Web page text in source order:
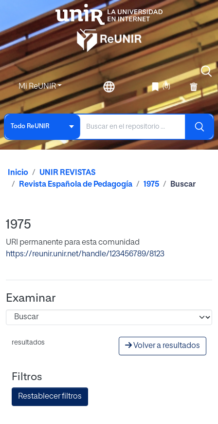
Mi ReUNIR (0)
Todo ReUNIR
Inicio
UNIR REVISTAS
Revista Española de Pedagogía
1975 Buscar
1975
URI permanente para esta comunidad
https://reunir.unir.net/handle/123456789/8123
Examinar
resultados Volver a resultados
Filtros
Restablecer filtros